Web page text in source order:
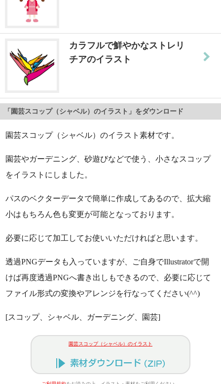
カラフルで鮮やかなストレリ
チアのイラスト
「園芸スコップ（シャベル）のイラスト」をダウンロード
園芸スコップ（シャベル）のイラスト素材です。
園芸やガーデニング、砂遊びなどで使う、小さなスコップ
をイラストにしました。
パスのベクターデータで簡単に作成してあるので、拡大縮
小はもちろん色も変更が可能となっております。
必要に応じて加工してお使いいただければと思います。
透過PNGデータも入っていますが、ご自身でIllustratorで開
けば再度透過PNGへ書き出しもできるので、必要に応じて
ファイル形式の変換やアレンジを行なってください(^^)
[スコップ、シャベル、ガーデニング、園芸]
園芸スコップ（シャベル）のイラスト